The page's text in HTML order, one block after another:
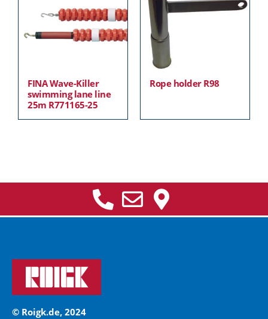
FINA Wave-Killer
swimming lane line
25m R771165-25
Rope holder R98
© Roigk.de, 2024